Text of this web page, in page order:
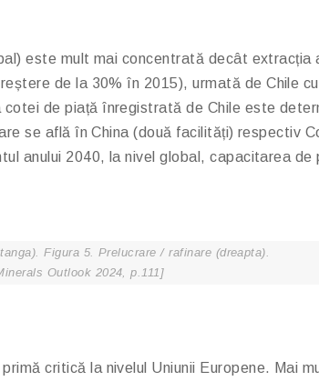
este mult mai concentrată decât
de la 30% în 2015), urmată de Chile
de piață înregistrată de Chile este
se află în China (două facilități) respectiv
anului 2040, la nivel global, capacitarea
Figura 5. Prelucrare / rafinare (dreapta).
Outlook 2024, p.111]
critică la nivelul Uniunii Europene. Mai